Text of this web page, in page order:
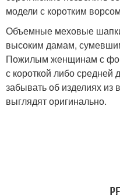
модели с коротким
Объемные меховые
высоким дамам,
Пожилым женщинам с
с короткой либо средней
забывать об изделиях из
выглядят оригинально.